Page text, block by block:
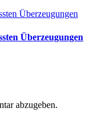
Überzeugungen
abzugeben.